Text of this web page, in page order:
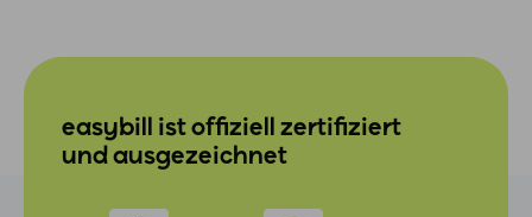
easybill ist offiziell zertifiziert
und ausgezeichnet